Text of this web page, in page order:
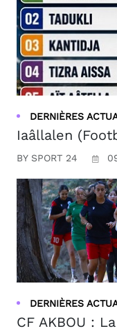
DERNIÈRES
Iaâllalen
BY SPORT 24
DERNIÈRES
CF AKBOU :